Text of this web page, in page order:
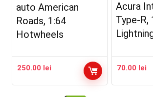
auto American
Roads, 1:64
Hotwheels
250.00 lei
Acura
Type-R,
70.00 lei